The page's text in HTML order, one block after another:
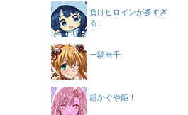
負けヒロインが多すぎ
る！
一騎当千
超かぐや姫！